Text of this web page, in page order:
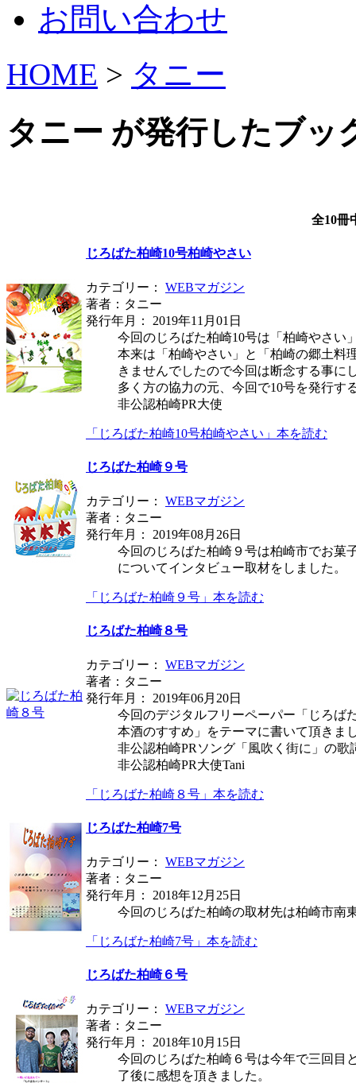
お問い合わせ
HOME > タニー
タニー が発行したブッ
全10冊
じろばた柏崎10号柏崎やさい
カテゴリー： WEBマガジン
著者：タニー
発行年月： 2019年11月01日
今回のじろばた柏崎10号は「柏崎やさい
本来は「柏崎やさい」と「柏崎の郷土料
きませんでしたので今回は断念する事に
多く方の協力の元、今回で10号を発行す
非公認柏崎PR大使
「じろばた柏崎10号柏崎やさい」本を読む
じろばた柏崎９号
カテゴリー： WEBマガジン
著者：タニー
発行年月： 2019年08月26日
今回のじろばた柏崎９号は柏崎市でお菓
についてインタビュー取材をしました。
「じろばた柏崎９号」本を読む
じろばた柏崎８号
カテゴリー： WEBマガジン
著者：タニー
発行年月： 2019年06月20日
今回のデジタルフリーペーパー「じろ
本酒のすすめ」をテーマに書いて頂きま
非公認柏崎PRソング「風吹く街に」の歌
非公認柏崎PR大使Tani
「じろばた柏崎８号」本を読む
じろばた柏崎7号
カテゴリー： WEBマガジン
著者：タニー
発行年月： 2018年12月25日
今回のじろばた柏崎の取材先は柏崎市南
「じろばた柏崎7号」本を読む
じろばた柏崎６号
カテゴリー： WEBマガジン
著者：タニー
発行年月： 2018年10月15日
今回のじろばた柏崎６号は今年で三回目
了後に感想を頂きました。